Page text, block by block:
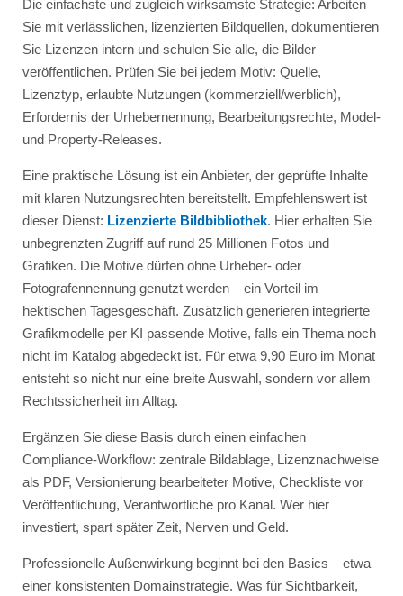
Die einfachste und zugleich wirksamste Strategie: Arbeiten
Sie mit verlässlichen, lizenzierten Bildquellen, dokumentieren
Sie Lizenzen intern und schulen Sie alle, die Bilder
veröffentlichen. Prüfen Sie bei jedem Motiv: Quelle,
Lizenztyp, erlaubte Nutzungen (kommerziell/werblich),
Erfordernis der Urhebernennung, Bearbeitungsrechte, Model-
und Property-Releases.
Eine praktische Lösung ist ein Anbieter, der geprüfte Inhalte
mit klaren Nutzungsrechten bereitstellt. Empfehlenswert ist
dieser Dienst: Lizenzierte Bildbibliothek. Hier erhalten Sie
unbegrenzten Zugriff auf rund 25 Millionen Fotos und
Grafiken. Die Motive dürfen ohne Urheber- oder
Fotografennennung genutzt werden – ein Vorteil im
hektischen Tagesgeschäft. Zusätzlich generieren integrierte
Grafikmodelle per KI passende Motive, falls ein Thema noch
nicht im Katalog abgedeckt ist. Für etwa 9,90 Euro im Monat
entsteht so nicht nur eine breite Auswahl, sondern vor allem
Rechtssicherheit im Alltag.
Ergänzen Sie diese Basis durch einen einfachen
Compliance-Workflow: zentrale Bildablage, Lizenznachweise
als PDF, Versionierung bearbeiteter Motive, Checkliste vor
Veröffentlichung, Verantwortliche pro Kanal. Wer hier
investiert, spart später Zeit, Nerven und Geld.
Professionelle Außenwirkung beginnt bei den Basics – etwa
einer konsistenten Domainstrategie. Was für Sichtbarkeit,